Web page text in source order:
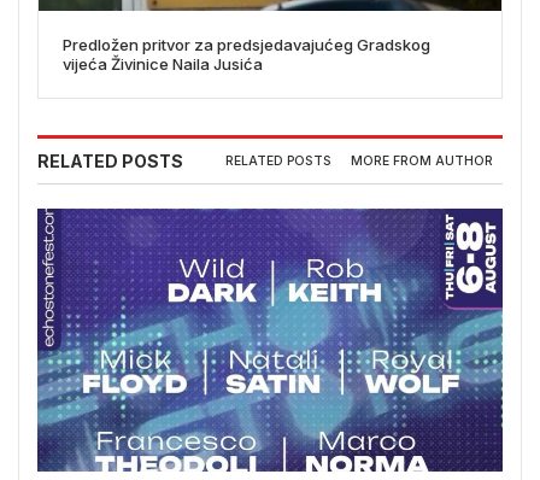
Predložen pritvor za predsjedavajućeg Gradskog
vijeća Živinice Naila Jusića
RELATED POSTS RELATED POSTS MORE FROM AUTHOR